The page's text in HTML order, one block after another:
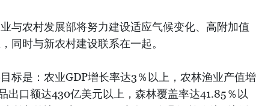
与农村发展部将努力建设适应气候变化、高附加值
同时与新农村建设联系在一起。
标是：农业GDP增长率达3％以上，农林渔业产值增
出口额达430亿美元以上，森林覆盖率达41.85％以